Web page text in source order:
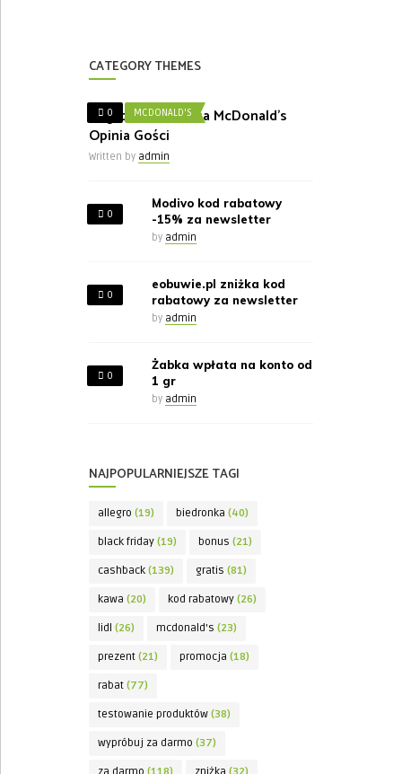
CATEGORY THEMES
0 MCDONALD'S
Nagroda w Ankieta McDonald’s
Opinia Gości
Written by admin
0
Modivo kod rabatowy
-15% za newsletter
by admin
0
eobuwie.pl zniżka kod
rabatowy za newsletter
by admin
0
Żabka wpłata na konto od
1 gr
by admin
NAJPOPULARNIEJSZE TAGI
allegro (19) biedronka (40)
black friday (19) bonus (21)
cashback (139) gratis (81)
kawa (20) kod rabatowy (26)
lidl (26) mcdonald's (23)
prezent (21) promocja (18)
rabat (77)
testowanie produktów (38)
wypróbuj za darmo (37)